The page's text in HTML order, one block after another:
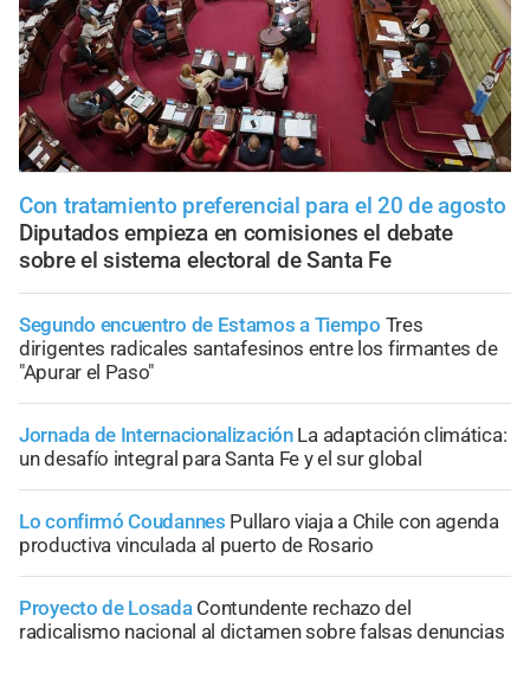
Con tratamiento preferencial para el 20 de agosto
Diputados empieza en comisiones el debate
sobre el sistema electoral de Santa Fe
Segundo encuentro de Estamos a Tiempo Tres
dirigentes radicales santafesinos entre los firmantes de
"Apurar el Paso"
Jornada de Internacionalización La adaptación climática:
un desafío integral para Santa Fe y el sur global
Lo confirmó Coudannes Pullaro viaja a Chile con agenda
productiva vinculada al puerto de Rosario
Proyecto de Losada Contundente rechazo del
radicalismo nacional al dictamen sobre falsas denuncias